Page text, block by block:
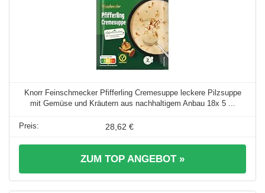
Knorr Feinschmecker Pfifferling Cremesuppe leckere Pilzsuppe
mit Gemüse und Kräutern aus nachhaltigem Anbau 18x 5 ...
28,62 €
ZUM TOP ANGEBOT »